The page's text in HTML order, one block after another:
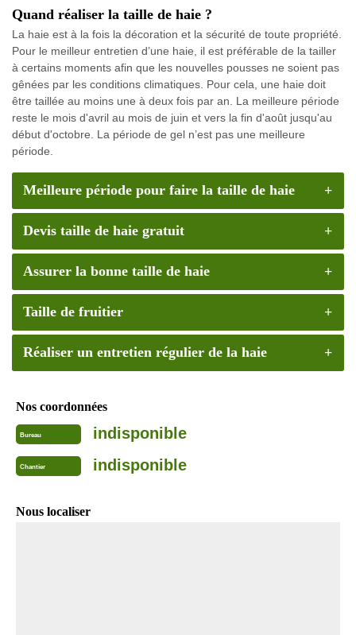
Quand réaliser la taille de haie ?
La haie est à la fois la décoration et la sécurité de toute propriété.
Pour le meilleur entretien d’une haie, il est préférable de la tailler
à certains moments afin que les nouvelles pousses ne soient pas
gênées par les conditions climatiques. Pour cela, une haie doit
être taillée au moins une à deux fois par an. La meilleure période
reste le mois d'avril au mois de juin et vers la fin d'août jusqu'au
début d'octobre. La période de gel n’est pas une meilleure
période.
Meilleure période pour faire la taille de haie
Devis taille de haie gratuit
Assurer la bonne taille de haie
Taille de fruitier
Réaliser un entretien régulier de la haie
Nos coordonnées
Bureau indisponible
Chantier indisponible
Nous localiser